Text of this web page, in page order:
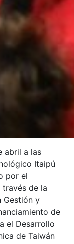
abril a las
Itaipú
por el
través de la
Gestión y
de
el Desarrollo
de Taiwán